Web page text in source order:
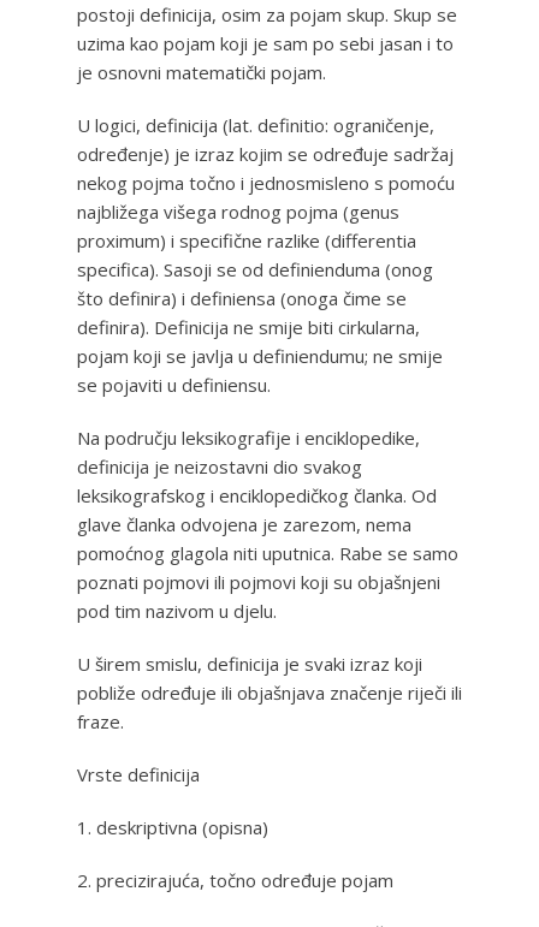
postoji definicija, osim za pojam skup. Skup se
uzima kao pojam koji je sam po sebi jasan i to
je osnovni matematički pojam.
U logici, definicija (lat. definitio: ograničenje,
određenje) je izraz kojim se određuje sadržaj
nekog pojma točno i jednosmisleno s pomoću
najbližega višega rodnog pojma (genus
proximum) i specifične razlike (differentia
specifica). Sasoji se od definienduma (onog
što definira) i definiensa (onoga čime se
definira). Definicija ne smije biti cirkularna,
pojam koji se javlja u definiendumu; ne smije
se pojaviti u definiensu.
Na području leksikografije i enciklopedike,
definicija je neizostavni dio svakog
leksikografskog i enciklopedičkog članka. Od
glave članka odvojena je zarezom, nema
pomoćnog glagola niti uputnica. Rabe se samo
poznati pojmovi ili pojmovi koji su objašnjeni
pod tim nazivom u djelu.
U širem smislu, definicija je svaki izraz koji
pobliže određuje ili objašnjava značenje riječi ili
fraze.
Vrste definicija
1. deskriptivna (opisna)
2. precizirajuća, točno određuje pojam